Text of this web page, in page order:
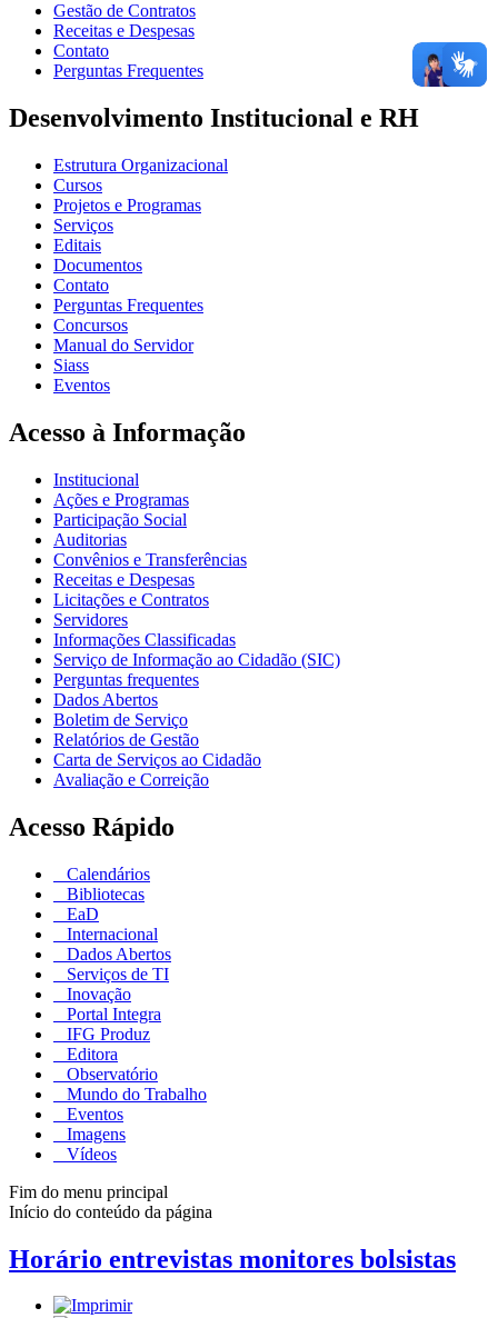
Gestão de Contratos
Receitas e Despesas
Contato
Perguntas Frequentes
Desenvolvimento Institucional e RH
Estrutura Organizacional
Cursos
Projetos e Programas
Serviços
Editais
Documentos
Contato
Perguntas Frequentes
Concursos
Manual do Servidor
Siass
Eventos
Acesso à Informação
Institucional
Ações e Programas
Participação Social
Auditorias
Convênios e Transferências
Receitas e Despesas
Licitações e Contratos
Servidores
Informações Classificadas
Serviço de Informação ao Cidadão (SIC)
Perguntas frequentes
Dados Abertos
Boletim de Serviço
Relatórios de Gestão
Carta de Serviços ao Cidadão
Avaliação e Correição
Acesso Rápido
Calendários
Bibliotecas
EaD
Internacional
Dados Abertos
Serviços de TI
Inovação
Portal Integra
IFG Produz
Editora
Observatório
Mundo do Trabalho
Eventos
Imagens
Vídeos
Fim do menu principal
Início do conteúdo da página
Horário entrevistas monitores bolsistas